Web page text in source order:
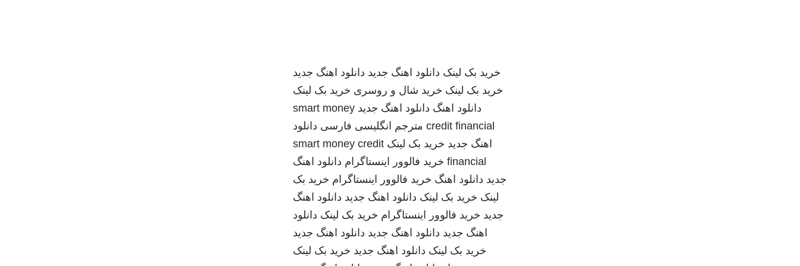
خرید بک لینک دانلود اهنگ جدید دانلود اهنگ جدید
خرید بک لینک خرید شال و روسری خرید بک لینک
دانلود اهنگ دانلود اهنگ جدید smart money
credit financial مترجم انگلیسی فارسی دانلود
اهنگ جدید خرید بک لینک smart money credit
financial خرید فالوور اینستاگرام دانلود اهنگ
جدید دانلود اهنگ خرید فالوور اینستاگرام خرید بک
لینک خرید بک لینک دانلود اهنگ جدید دانلود اهنگ
جدید خرید فالوور اینستاگرام خرید بک لینک دانلود
اهنگ جدید دانلود اهنگ جدید دانلود اهنگ جدید
خرید بک لینک دانلود اهنگ جدید خرید بک لینک